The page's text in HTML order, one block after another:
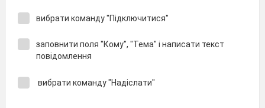
вибрати команду "Підключитися"
заповнити поля "Кому", "Тема" і написати текст
повідомлення
вибрати команду "Надіслати"